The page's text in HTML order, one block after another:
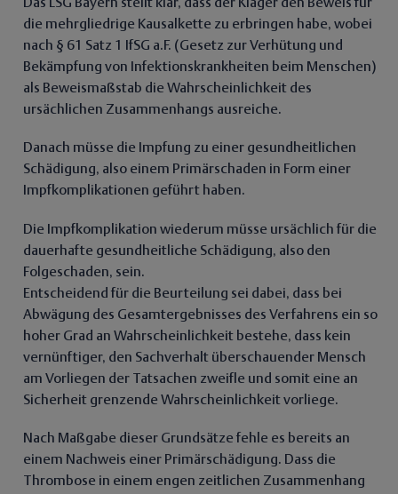
Das LSG Bayern stellt klar, dass der Kläger den Beweis für
die mehrgliedrige Kausalkette zu erbringen habe, wobei
nach § 61 Satz 1 IfSG a.F. (Gesetz zur Verhütung und
Bekämpfung von Infektionskrankheiten beim Menschen)
als Beweismaßstab die Wahrscheinlichkeit des
ursächlichen Zusammenhangs ausreiche.
Danach müsse die Impfung zu einer gesundheitlichen
Schädigung, also einem Primärschaden in Form einer
Impfkomplikationen geführt haben.
Die Impfkomplikation wiederum müsse ursächlich für die
dauerhafte gesundheitliche Schädigung, also den
Folgeschaden, sein.
Entscheidend für die Beurteilung sei dabei, dass bei
Abwägung des Gesamtergebnisses des Verfahrens ein so
hoher Grad an Wahrscheinlichkeit bestehe, dass kein
vernünftiger, den Sachverhalt überschauender Mensch
am Vorliegen der Tatsachen zweifle und somit eine an
Sicherheit grenzende Wahrscheinlichkeit vorliege.
Nach Maßgabe dieser Grundsätze fehle es bereits an
einem Nachweis einer Primärschädigung. Dass die
Thrombose in einem engen zeitlichen Zusammenhang